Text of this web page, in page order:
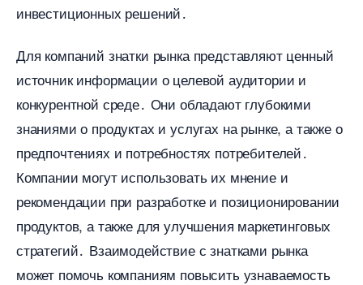
инвестиционных решений․
Для компаний знатки рынка представляют ценный
источник информации о целевой аудитории и
конкурентной среде․ Они обладают глубокими
знаниями о продуктах и услугах на рынке, а также о
предпочтениях и потребностях потребителей․
Компании могут использовать их мнение и
рекомендации при разработке и позиционировании
продуктов, а также для улучшения маркетинговых
стратегий․ Взаимодействие с знатками рынка
может помочь компаниям повысить узнаваемость